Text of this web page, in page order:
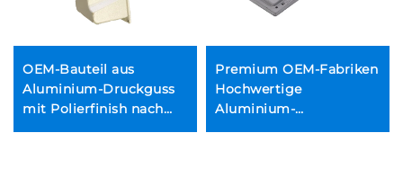
OEM-Bauteil aus
Aluminium-Druckguss
mit Polierfinish nach
Maß
Premium OEM-Fabriken
Hochwertige
Aluminium-
Druckgussteile